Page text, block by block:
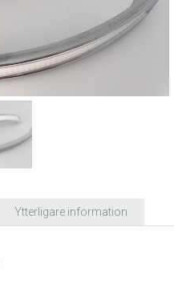
Ytterligare information